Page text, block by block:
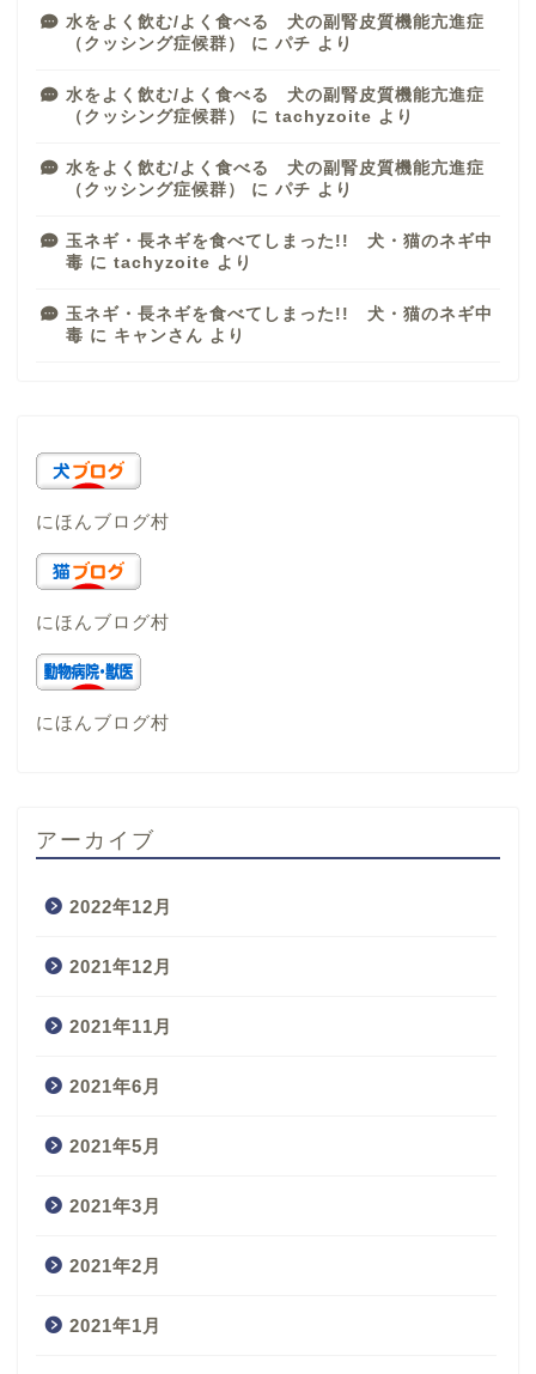
水をよく飲む/よく食べる 犬の副腎皮質機能亢進症
（クッシング症候群）
に パチ より
水をよく飲む/よく食べる 犬の副腎皮質機能亢進症
（クッシング症候群）
に tachyzoite より
水をよく飲む/よく食べる 犬の副腎皮質機能亢進症
（クッシング症候群）
に パチ より
玉ネギ・長ネギを食べてしまった!! 犬・猫のネギ中
毒 に tachyzoite より
玉ネギ・長ネギを食べてしまった!! 犬・猫のネギ中
毒 に キャンさん より
にほんブログ村
にほんブログ村
にほんブログ村
アーカイブ
2022年12月
2021年12月
2021年11月
2021年6月
2021年5月
2021年3月
2021年2月
2021年1月